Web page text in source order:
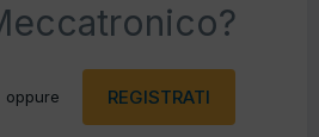
oppure REGISTRATI